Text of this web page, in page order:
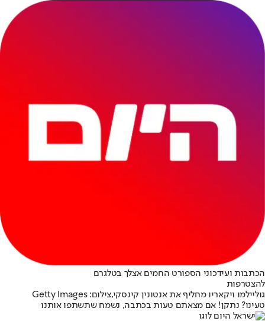
הכתבות ועידכוני הספורט החמים אצלך בטלגרם
להצטרפות
גוליילמו ויקאריו מחליף את אנטונין קינסקי,צילום: Getty Images
טעינו? נתקן! אם מצאתם טעות בכתבה, נשמח שתשתפו אותנו